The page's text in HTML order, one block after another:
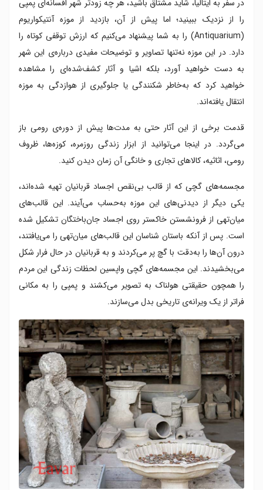
در سفر به ایتالیا، شاید مشتاق باشید، هر چه زودتر شهر افسانه‌ای پمپی
را از نزدیک ببینید؛ اما پیش از آن، بازدید از موزه‌ آنتیکواریوم
(Antiquarium) را به شما پیشنهاد می‌کنیم که ارزش توقفی کوتاه را
دارد. در این موزه نه‌تنها تصاویر و توضیحات مفیدی درباره‌ی این شهر
به دست خواهید آورد، بلکه اشیا و آثار کشف‌شده‌ای را مشاهده
خواهید کرد که به‌خاطر شکنندگی یا جلوگیری از هوازدگی به موزه
انتقال یافته‌اند.
قدمت برخی از این آثار حتی به مدت‌ها پیش از دوره‌ی رومی باز
می‌گردد. در اینجا می‌توانید از ابزار زندگی روزمره، کوزه‌ها، ظروف
رومی، اثاثیه، کالاهای تجاری و خانگی آن زمان دیدن کنید.
مجسمه‌های گچی که از قالب بی‌نقص اجساد قربانیان تهیه شده‌اند،
یکی دیگر از دیدنی‌های این موزه به‌حساب می‌آیند. این قالب‌های
میان‌تهی از فرونشستن خاکستر روی اجساد جان‌باختگان تشکیل شده
است. پس از آنکه باستان شناسان این قالب‌های میان‌تهی را می‌یافتند،
درون آن‌ها را به‌دقت با گچ پر می‌کردند و به قربانیان در حال فرار شکل
می‌بخشیدند. این مجسمه‌های گچی واپسین لحظات زندگی این مردم
را همچون حقیقتی هولناک به تصویر می‌کشند و پمپی را به مکانی
فراتر از یک ویرانه‌ی تاریخی بدل می‌سازند.